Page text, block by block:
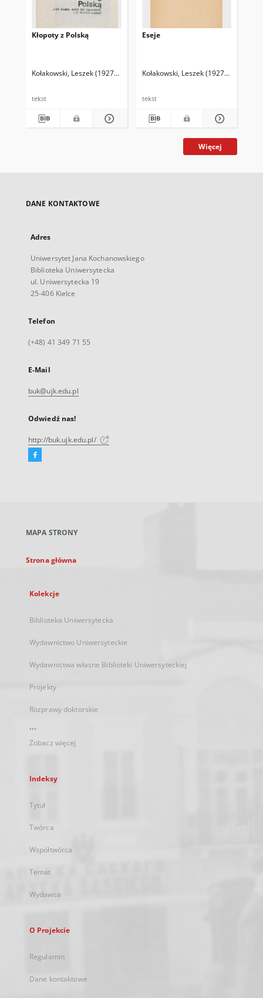
Kłopoty z Polską
Kołakowski, Leszek (1927-2009)
tekst
Eseje
Kołakowski, Leszek (1927-2009)
tekst
Więcej
DANE KONTAKTOWE
Adres
Uniwersytet Jana Kochanowskiego
Biblioteka Uniwersytecka
ul. Uniwersytecka 19
25-406 Kielce
Telefon
(+48) 41 349 71 55
E-Mail
buk@ujk.edu.pl
Odwiedź nas!
http://buk.ujk.edu.pl/
Facebook
karcie
MAPA STRONY
Strona główna
Kolekcje
Biblioteka Uniwersytecka
Wydawnictwo Uniwersyteckie
Wydawnictwa własne Biblioteki Uniwersyteckiej
Projekty
Rozprawy doktorskie
...
Zobacz więcej
Indeksy
Tytuł
Twórca
Współtwórca
Temat
Wydawca
O Projekcie
Regulamin
Dane kontaktowe